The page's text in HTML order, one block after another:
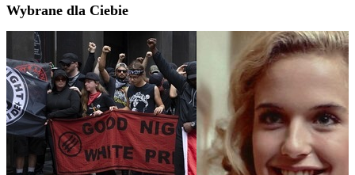
Wybrane dla Ciebie